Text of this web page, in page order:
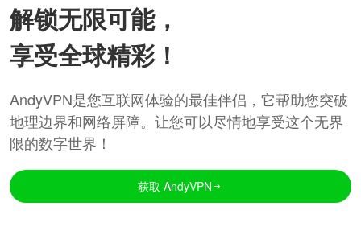
解锁无限可能，
享受全球精彩！
AndyVPN是您互联网体验的最佳伴侣，它帮助您突破
地理边界和网络屏障。让您可以尽情地享受这个无界
限的数字世界！
获取 AndyVPN